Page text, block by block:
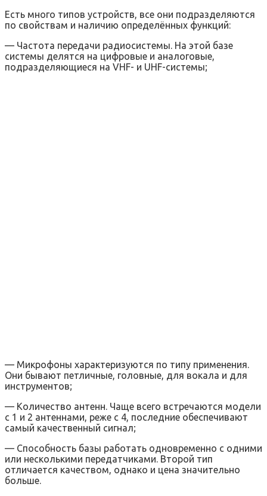
Есть много типов устройств, все они подразделяются
по свойствам и наличию определённых функций:
— Частота передачи радиосистемы. На этой базе
системы делятся на цифровые и аналоговые,
подразделяющиеся на VHF- и UHF-системы;
— Микрофоны характеризуются по типу применения.
Они бывают петличные, головные, для вокала и для
инструментов;
— Количество антенн. Чаще всего встречаются модели
с 1 и 2 антеннами, реже с 4, последние обеспечивают
самый качественный сигнал;
— Способность базы работать одновременно с одними
или несколькими передатчиками. Второй тип
отличается качеством, однако и цена значительно
больше.